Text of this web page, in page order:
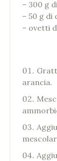
– 300 g
– 50 g di
– ovetti
arancia.